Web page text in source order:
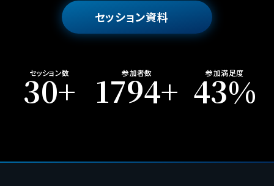
セッション資料
セッション数
30+ 参加者数
2000+ 参加満足度
78%